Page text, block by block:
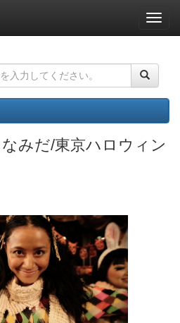
ナ
ビ
ー
ョ
ン
みだ/東京ハロウィン